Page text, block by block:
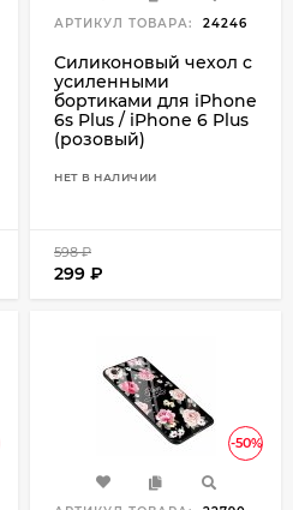
АРТИКУЛ ТОВАРА: 24246
Силиконовый чехол с
усиленными
бортиками для iPhone
6s Plus / iPhone 6 Plus
(розовый)
НЕТ В НАЛИЧИИ
598₽
299 ₽
-50%